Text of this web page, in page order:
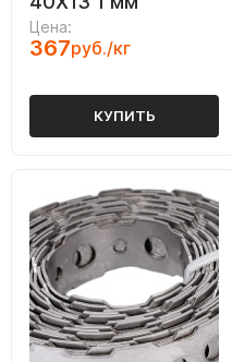
Цена:
367руб./кг
КУПИТЬ